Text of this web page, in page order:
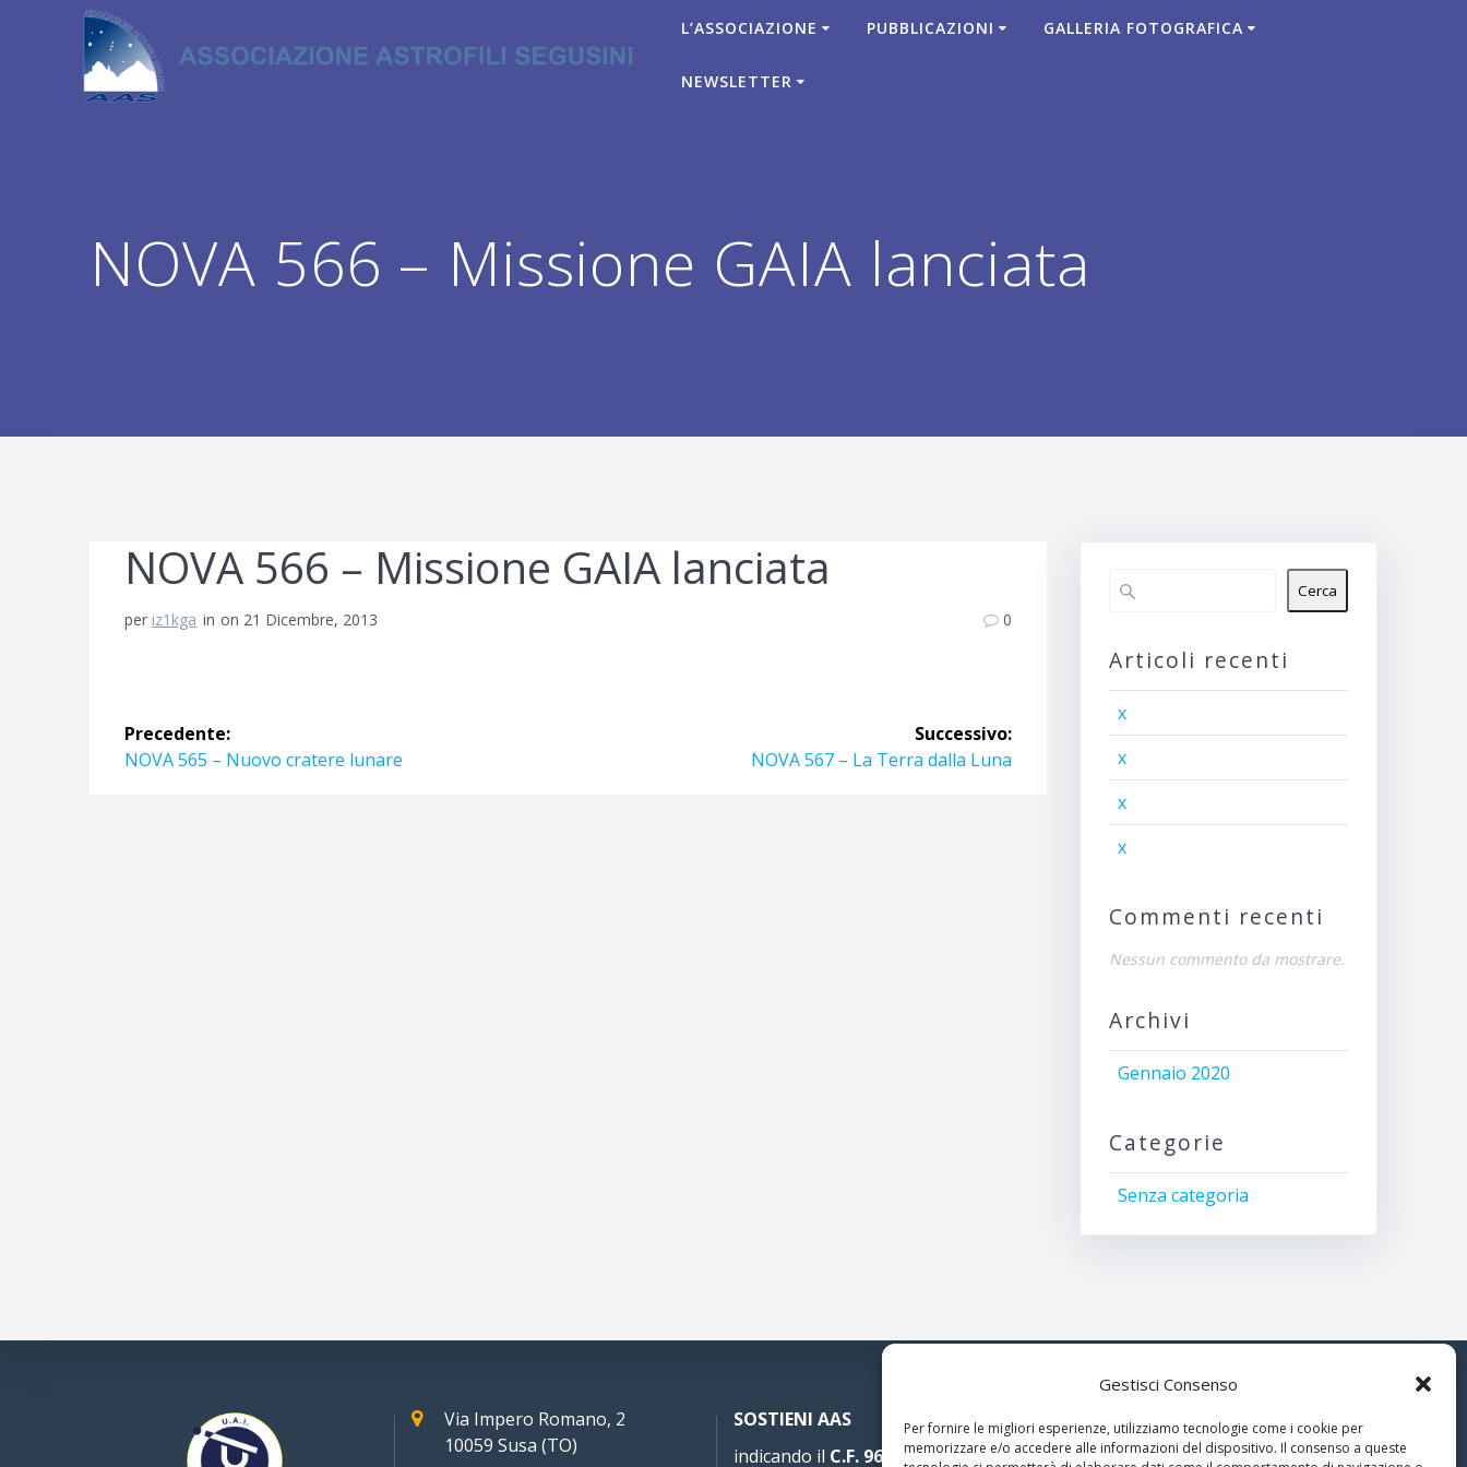
Gestisci Consenso
Per fornire le migliori esperienze, utilizziamo tecnologie come i cookie per
memorizzare e/o accedere alle informazioni del dispositivo. Il consenso a queste
L’ASSOCIAZIONE PUBBLICAZIONI GALLERIA FOTOGRAFICA
NEWSLETTER
NOVA 566 – Missione GAIA lanciata
NOVA 566 – Missione GAIA lanciata
per iz1kga in on 21 Dicembre, 2013 0
Navigazione
articoli
Precedente:
Articolo
NOVA 565 – Nuovo cratere lunare
Successivo:
Articolo
NOVA 567 – La Terra dalla Luna
Cerca
Articoli recenti
x
x
x
x
Commenti recenti
Nessun commento da mostrare.
Archivi
Gennaio 2020
Categorie
Senza categoria
Via Impero Romano, 2
10059 Susa (TO)
SOSTIENI AAS
indicando il C.F. 96020930010nella
© 2026 Associazione Astrofili
Segusini